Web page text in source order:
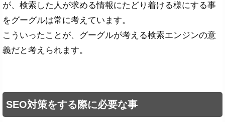
が、検索した人が求める情報にたどり着ける様にする事
をグーグルは常に考えています。
こういったことが、グーグルが考える検索エンジンの意
義だと考えられます。
SEO対策をする際に必要な事